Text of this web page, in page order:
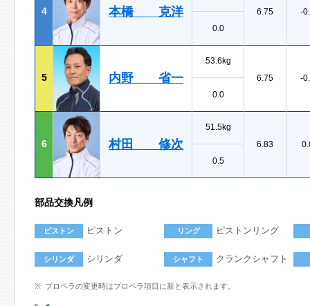
4 本橋 克洋
6.75
-
0.0
5 内野 省一
53.6kg
6.75
-
0.0
6 村田 修次
51.5kg
6.83
0.5
部品交換凡例
ピストン ピストン リング ピストンリング
シリンダ シリンダ シャフト クランクシャフト
プロペラの変更時はプロペラ項目に新と表示されます。